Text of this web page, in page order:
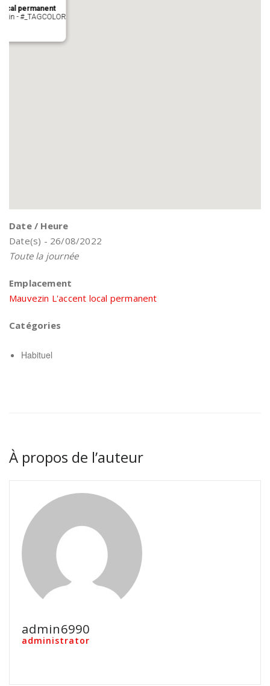
permanent
- #_TAGCOLOR
Date / Heure
Date(s) - 26/08/2022
Toute la journée
Emplacement
Mauvezin L'accent local permanent
Catégories
Habituel
À propos de l’auteur
admin6990
administrator